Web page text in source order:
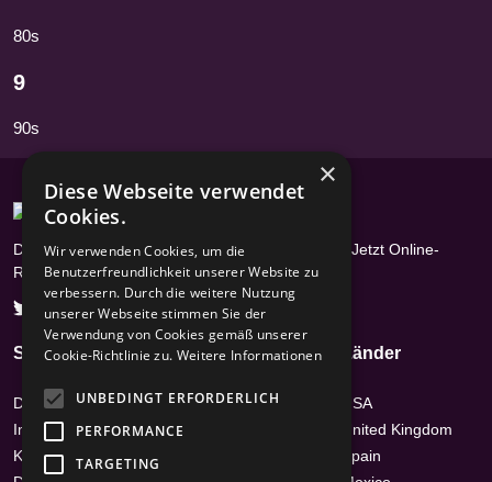
80s
9
90s
Das Radioportal mit über 17400 Radiosendern - Jetzt Online-
Radios hören
Seiten
Datenschutz
Impressum /
Kontakt
Genres
Hits
News-Talk
Länder
USA
United Kingdom
Spain
×
Diese Webseite verwendet
Cookies.
Wir verwenden Cookies, um die
Benutzerfreundlichkeit unserer Website zu
verbessern. Durch die weitere Nutzung
unserer Webseite stimmen Sie der
Verwendung von Cookies gemäß unserer
Cookie-Richtlinie zu. Weitere Informationen
UNBEDINGT ERFORDERLICH
PERFORMANCE
TARGETING